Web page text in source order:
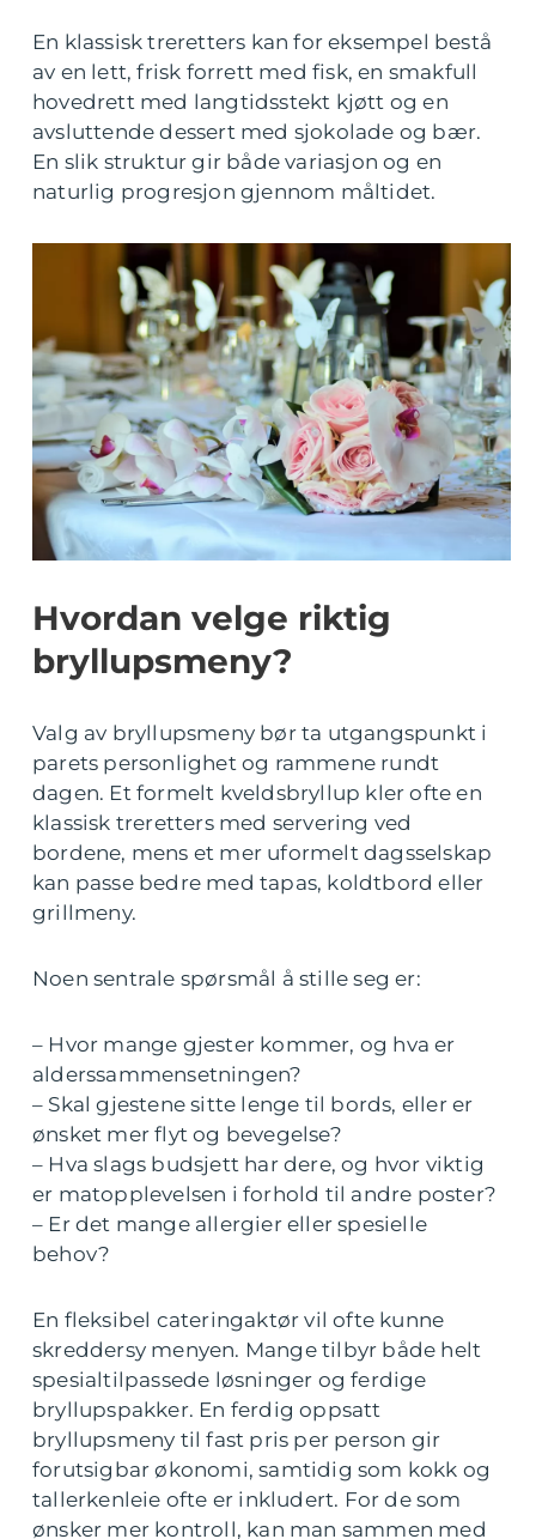
En klassisk treretters kan for eksempel bestå
av en lett, frisk forrett med fisk, en smakfull
hovedrett med langtidsstekt kjøtt og en
avsluttende dessert med sjokolade og bær.
En slik struktur gir både variasjon og en
naturlig progresjon gjennom måltidet.
Hvordan velge riktig
bryllupsmeny?
Valg av bryllupsmeny bør ta utgangspunkt i
parets personlighet og rammene rundt
dagen. Et formelt kveldsbryllup kler ofte en
klassisk treretters med servering ved
bordene, mens et mer uformelt dagsselskap
kan passe bedre med tapas, koldtbord eller
grillmeny.
Noen sentrale spørsmål å stille seg er:
– Hvor mange gjester kommer, og hva er
alderssammensetningen?
– Skal gjestene sitte lenge til bords, eller er
ønsket mer flyt og bevegelse?
– Hva slags budsjett har dere, og hvor viktig
er matopplevelsen i forhold til andre poster?
– Er det mange allergier eller spesielle
behov?
En fleksibel cateringaktør vil ofte kunne
skreddersy menyen. Mange tilbyr både helt
spesialtilpassede løsninger og ferdige
bryllupspakker. En ferdig oppsatt
bryllupsmeny til fast pris per person gir
forutsigbar økonomi, samtidig som kokk og
tallerkenleie ofte er inkludert. For de som
ønsker mer kontroll, kan man sammen med